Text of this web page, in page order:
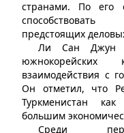
странами. По его
предстоящих
Ли Сан Джун
взаимодействия с
Он отметил, что
Туркменистан
большим
Среди